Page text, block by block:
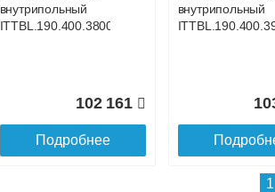
Подробнее
внутрипольный
ITTBL.190.400.3800
102 161
Подробнее
внутрипольный
1